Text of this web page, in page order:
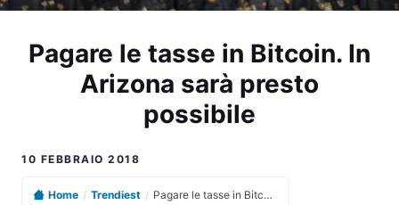
Pagare le tasse in Bitcoin. In
Arizona sarà presto
possibile
10 FEBBRAIO 2018
Home / Trendiest / Pagare le tasse in Bitcoin. In Arizona sarà presto possibile